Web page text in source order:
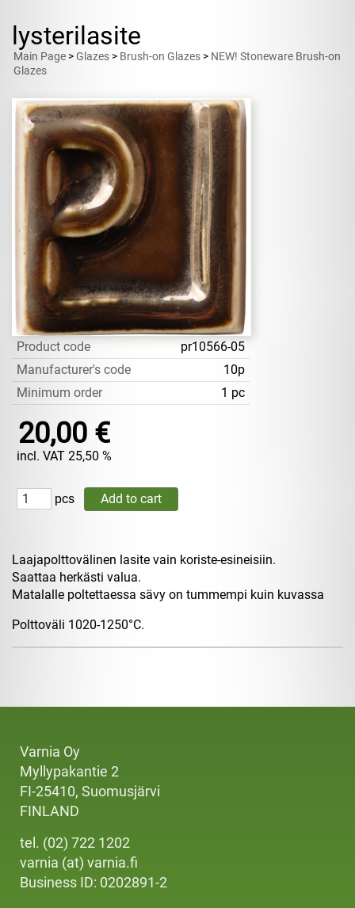
lysterilasite
Main Page >Glazes > Brush-on Glazes > NEW! Stoneware Brush-on
Glazes
Product code
pr10566-05
Manufacturer's code
10p
Minimum order
1 pc
20,00 €
incl. VAT 25,50 %
pcs
Laajapolttovälinen lasite vain koriste-esineisiin.
Saattaa herkästi valua.
Matalalle poltettaessa sävy on tummempi kuin kuvassa
Polttoväli 1020-1250°C.
Varnia Oy
Myllypakantie 2
FI-25410, Suomusjärvi
FINLAND
tel. (02) 722 1202
varnia (at) varnia.fi
Business ID: 0202891-2